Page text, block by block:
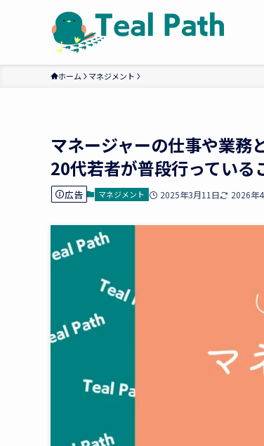
ホーム マネジメント
マネージャーの仕事や業務
20代若者が普段行っている
広告 マネジメント 2025年3月11日 2026年